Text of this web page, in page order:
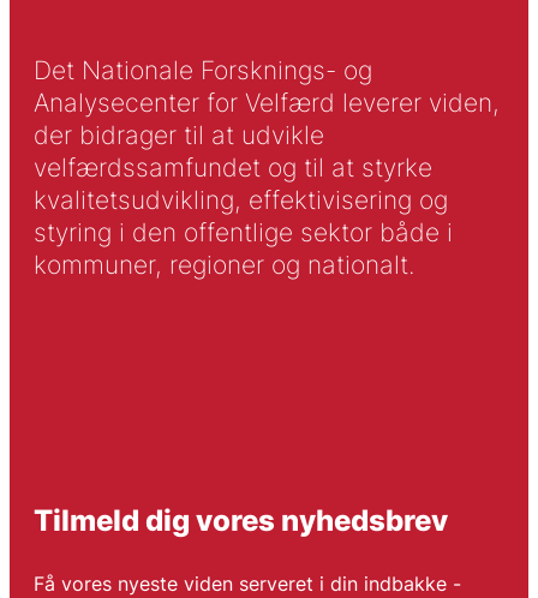
Det Nationale Forsknings- og
Analysecenter for Velfærd leverer viden,
der bidrager til at udvikle
velfærdssamfundet og til at styrke
kvalitetsudvikling, effektivisering og
styring i den offentlige sektor både i
kommuner, regioner og nationalt.
Tilmeld dig vores nyhedsbrev
Få vores nyeste viden serveret i din indbakke -